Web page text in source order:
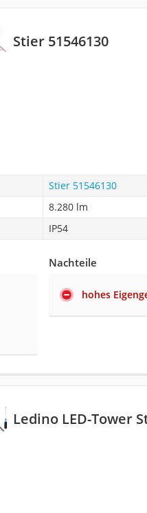
Stier 51546130
Stier 51546130
8.280 lm
IP54
Nachteile
hohes
Ledino LED-Tower